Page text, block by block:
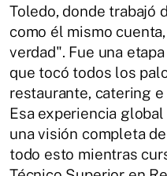
Toledo, donde trabajó
como él mismo
verdad". Fue una
que tocó todos los
restaurante, catering
Esa experiencia
una visión completa
todo esto mientras